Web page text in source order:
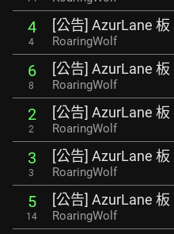
4
4
[公告] AzurLane
RoaringWolf
6
8
[公告] AzurLane
RoaringWolf
2
2
[公告] AzurLane
RoaringWolf
3
3
[公告] AzurLane
RoaringWolf
5
14
[公告] AzurLane
RoaringWolf